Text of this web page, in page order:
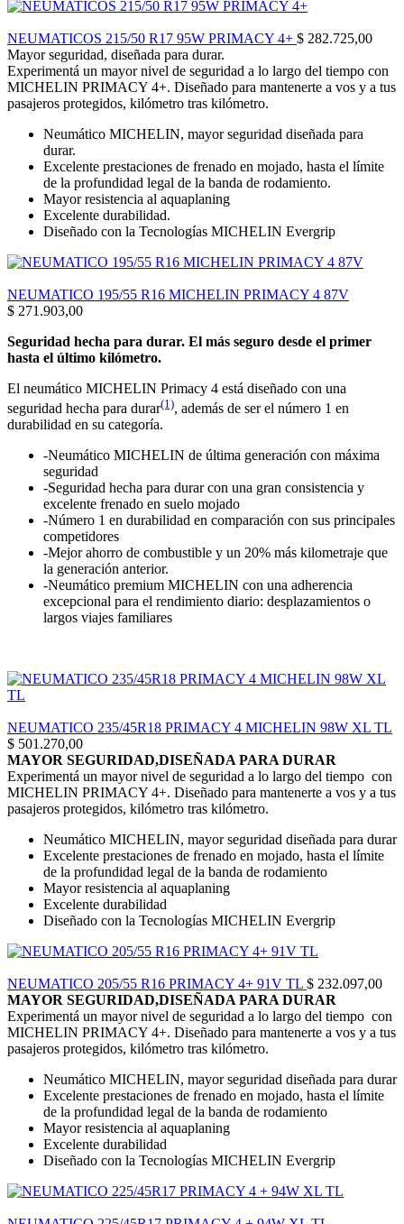
NEUMATICOS 215/50 R17 95W PRIMACY 4+ $ 282.725,00
Mayor seguridad, diseñada para durar.
Experimentá un mayor nivel de seguridad a lo largo del tiempo con
MICHELIN PRIMACY 4+. Diseñado para mantenerte a vos y a tus
pasajeros protegidos, kilómetro tras kilómetro.
Neumático MICHELIN, mayor seguridad diseñada para
durar.
Excelente prestaciones de frenado en mojado, hasta el límite
de la profundidad legal de la banda de rodamiento.
Mayor resistencia al aquaplaning
Excelente durabilidad.
Diseñado con la Tecnologías MICHELIN Evergrip
NEUMATICO 195/55 R16 MICHELIN PRIMACY 4 87V
$ 271.903,00
Seguridad hecha para durar. El más seguro desde el primer
hasta el último kilómetro.
El neumático MICHELIN Primacy 4 está diseñado con una
seguridad hecha para durar(1), además de ser el número 1 en
durabilidad en su categoría.
-Neumático MICHELIN de última generación con máxima
seguridad
-Seguridad hecha para durar con una gran consistencia y
excelente frenado en suelo mojado
-Número 1 en durabilidad en comparación con sus principales
competidores
-Mejor ahorro de combustible y un 20% más kilometraje que
la generación anterior.
-Neumático premium MICHELIN con una adherencia
excepcional para el rendimiento diario: desplazamientos o
largos viajes familiares
NEUMATICO 235/45R18 PRIMACY 4 MICHELIN 98W XL TL
$ 501.270,00
MAYOR SEGURIDAD,DISEÑADA PARA DURAR
Experimentá un mayor nivel de seguridad a lo largo del tiempo con
MICHELIN PRIMACY 4+. Diseñado para mantenerte a vos y a tus
pasajeros protegidos, kilómetro tras kilómetro.
Neumático MICHELIN, mayor seguridad diseñada para durar
Excelente prestaciones de frenado en mojado, hasta el límite
de la profundidad legal de la banda de rodamiento
Mayor resistencia al aquaplaning
Excelente durabilidad
Diseñado con la Tecnologías MICHELIN Evergrip
NEUMATICO 205/55 R16 PRIMACY 4+ 91V TL $ 232.097,00
MAYOR SEGURIDAD,DISEÑADA PARA DURAR
Experimentá un mayor nivel de seguridad a lo largo del tiempo con
MICHELIN PRIMACY 4+. Diseñado para mantenerte a vos y a tus
pasajeros protegidos, kilómetro tras kilómetro.
Neumático MICHELIN, mayor seguridad diseñada para durar
Excelente prestaciones de frenado en mojado, hasta el límite
de la profundidad legal de la banda de rodamiento
Mayor resistencia al aquaplaning
Excelente durabilidad
Diseñado con la Tecnologías MICHELIN Evergrip